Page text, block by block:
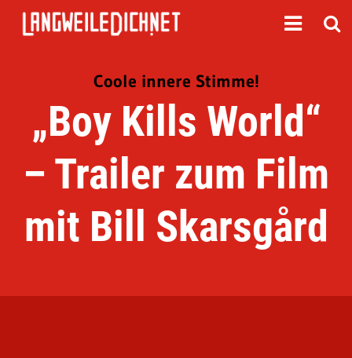
Coole innere Stimme!
„Boy Kills World“
– Trailer zum Film
mit Bill Skarsgård